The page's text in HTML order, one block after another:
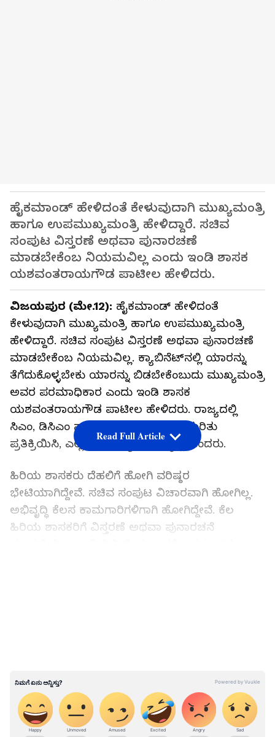
ಹೈಕಮಾಂಡ್ ಹೇಳಿದಂತೆ ಕೇಳುವುದಾಗಿ ಮುಖ್ಯಮಂತ್ರಿ
ಹಾಗೂ ಉಪಮುಖ್ಯಮಂತ್ರಿ ಹೇಳಿದ್ದಾರೆ. ಸಚಿವ
ಸಂಪುಟ ವಿಸ್ತರಣೆ ಅಥವಾ ಪುನಾರಚಣೆ
ಮಾಡಬೇಕೆಂಬ ನಿಯಮವಿಲ್ಲ ಎಂದು ಇಂಡಿ ಶಾಸಕ
ಯಶವಂತರಾಯಗೌಡ ಪಾಟೀಲ ಹೇಳಿದರು.
ವಿಜಯಪುರ (ಮೇ.12): ಹೈಕಮಾಂಡ್ ಹೇಳಿದಂತೆ
ಕೇಳುವುದಾಗಿ ಮುಖ್ಯಮಂತ್ರಿ ಹಾಗೂ ಉಪಮುಖ್ಯಮಂತ್ರಿ
ಹೇಳಿದ್ದಾರೆ. ಸಚಿವ ಸಂಪುಟ ವಿಸ್ತರಣೆ ಅಥವಾ ಪುನಾರಚಣೆ
ಮಾಡಬೇಕೆಂಬ ನಿಯಮವಿಲ್ಲ. ಕ್ಯಾಬಿನೆಟ್‌ನಲ್ಲಿ ಯಾರನ್ನು
ತೆಗೆದುಕೊಳ್ಳಬೇಕು ಯಾರನ್ನು ಬಿಡಬೇಕೆಂಬುದು ಮುಖ್ಯಮಂತ್ರಿ
ಅವರ ಪರಮಾಧಿಕಾರ ಎಂದು ಇಂಡಿ ಶಾಸಕ
ಯಶವಂತರಾಯಗೌಡ ಪಾಟೀಲ ಹೇಳಿದರು. ರಾಜ್ಯದಲ್ಲಿ
ಸಿಎಂ, ಡಿಸಿಎಂ ಸ್ಥಾನ ಬದಲಾವಣೆ ವಿಚಾರ ಕುರಿತು
ಪ್ರತಿಕ್ರಿಯಿಸಿ, ಎಲ್ಲವೂ ಮಾಧ್ಯಮಗಳ ಸೃಷ್ಟಿ ಎಂದರು.
ಹಿರಿಯ ಶಾಸಕರು ದೆಹಲಿಗೆ ಹೋಗಿ ವರಿಷ್ಠರ
ಭೇಟಿಯಾಗಿದ್ದೇವೆ. ಸಚಿವ ಸಂಪುಟ ವಿಚಾರವಾಗಿ ಹೋಗಿಲ್ಲ.
ಅಭಿವೃದ್ಧಿ ಕೆಲಸ ಕಾಮಗಾರಿಗಳಿಗಾಗಿ ಹೋಗಿದ್ದೇವೆ. ಕೆಲ
ಹಿರಿಯ ಶಾಸಕರಿಗೆ ವಿಸ್ತರಣೆ ಅಥವಾ ಪುನಾರಚನೆ
ಅಘೋಷಿತ ಎಮರ್ಜೆನ್ಸಿ ನಿರ್ಮಾಣವಾಗಿದೆ. ಬಂಗಾಳ
ಗೆದ್ದಿರೋದು ಹೇಗೆ ಎಂದು ಎಲ್ಲರಿಗೂ ಗೊತ್ತಿದೆ. ನೋಟ್ ಬಂದಿ
ಬಗ್ಗೆಯೂ ಹೀಗೆ ಮಾತನಾಡಿದ್ದರು. ಪ್ರಧಾನ ಮಂತ್ರಿ
ಎಲೆಕ್ಷನ್‌ಗಾಗಿ ಬಳಕೆ ಮಾಡಿಕೊಳ್ಳಬಾರದು. ಈ ದೇಶವನ್ನು
Read Full Article